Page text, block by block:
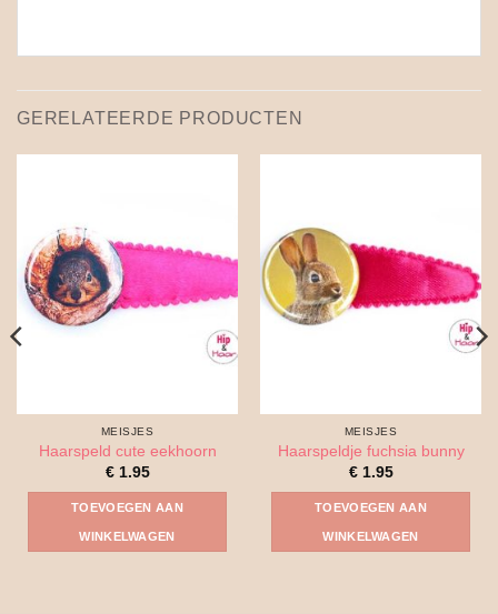
GERELATEERDE PRODUCTEN
MEISJES
Haarspeld cute eekhoorn
€1.95
TOEVOEGEN AAN
WINKELWAGEN
MEISJES
Haarspeldje fuchsia bunny
€1.95
TOEVOEGEN AAN
WINKELWAGEN